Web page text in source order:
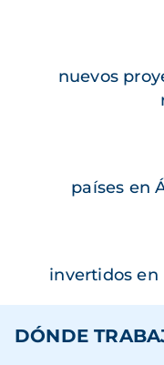
nuevos
países en
invertidos en
DÓNDE